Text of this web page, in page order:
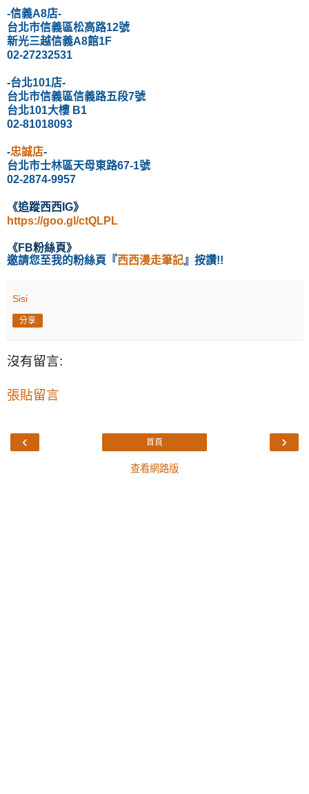
-信義A8店-
台北市信義區松高路12號
新光三越信義A8館1F
02-27232531
-台北101店-
台北市信義區信義路五段7號
台北101大樓 B1
02-81018093
-忠誠店-
台北市士林區天母東路67-1號
02-2874-9957
《追蹤西西IG》
https://goo.gl/ctQLPL
《FB粉絲頁》
邀請您至我的粉絲頁 『西西漫走筆記』按讚!!
Sisi
分享
沒有留言:
張貼留言
‹ ›
首頁
查看網路版